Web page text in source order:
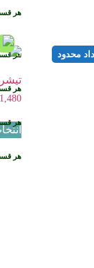
هر
محدود هر
هر
هر
هر
1,480